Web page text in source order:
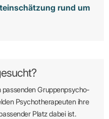
rund um
passenden Gruppen­psycho­
Psycho­­thera­­peuten ihre
Platz dabei ist.